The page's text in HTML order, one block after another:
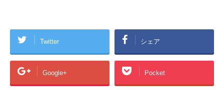
Twitter シェア
Google+ Pocket